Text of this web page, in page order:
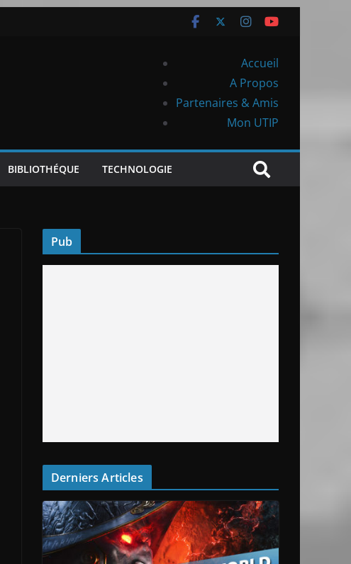
Accueil
A Propos
Partenaires & Amis
Mon UTIP
BIBLIOTHÉQUE TECHNOLOGIE
Pub
Derniers Articles